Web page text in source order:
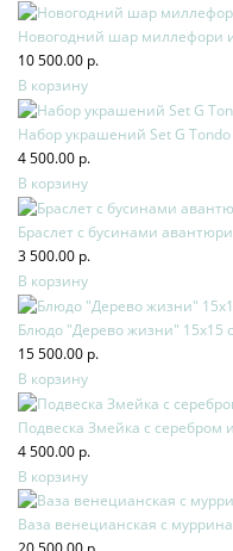
Новогодний шар миллефори
10 500.00 р.
В корзину
Набор украшений Set G Tondo
4 500.00 р.
В корзину
Браслет с бусинами
3 500.00 р.
В корзину
Блюдо "Дерево жизни" 15х15
15 500.00 р.
В корзину
Подвеска Змейка с серебром
4 500.00 р.
В корзину
Ваза венецианская с